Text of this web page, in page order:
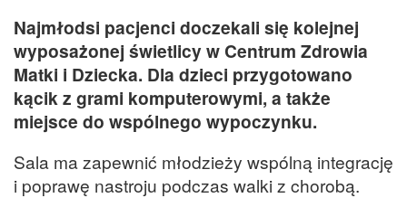
Najmłodsi pacjenci doczekali się kolejnej
wyposażonej świetlicy w Centrum Zdrowia
Matki i Dziecka. Dla dzieci przygotowano
kącik z grami komputerowymi, a także
miejsce do wspólnego wypoczynku.
Sala ma zapewnić młodzieży wspólną integrację
i poprawę nastroju podczas walki z chorobą.